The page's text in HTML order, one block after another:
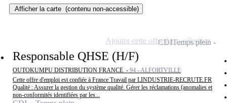
Afficher la carte (contenu non-accessible)
Responsable QHSE (H/F)
OUTOKUMPU DISTRIBUTION FRANCE - 94 - ALFORTVILLE
Cette offre d'emploi est confiée à France Travail par LINDUSTRIE-RECRUTE.FR
Qualité : Assurer la gestion du système qualité. Gérer les réclamations (anomalies et
non-conformités identifiées par les...
CDITemps plein
Ajouter cette offre à ma sélection